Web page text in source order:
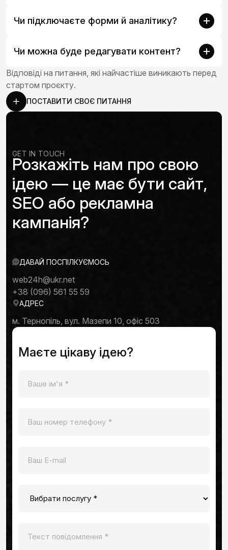
Відповіді на питання, які найчастіше виникають перед
стартом проєкту.
ПОСТАВИТИ СВОЄ ПИТАННЯ
Чи підключаєте форми й аналітику?
Чи можна буде редагувати контент?
GET IN TOUCH
Розкажіть нам про свою
ідею — це має бути сайт,
SEO або рекламна
кампанія?
ДАВАЙ ПОСПІЛКУЄМОСЬ
web24h@ukr.net
+38 (096) 561 55 59
АДРЕС
м. Тернопіль, вул. Мазепи 10, офіс 503
Маєте цікаву ідею?